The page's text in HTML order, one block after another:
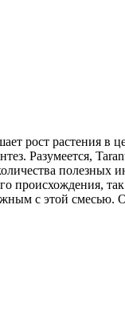
рост растения в
Разумеется,
полезных
происхождения,
с этой смесью.